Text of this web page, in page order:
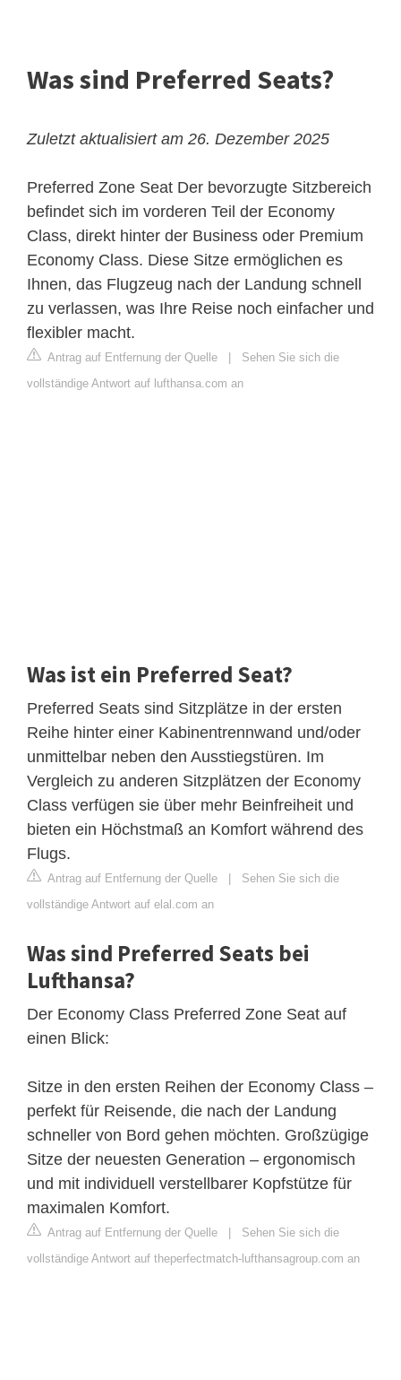
Was sind Preferred Seats?
Zuletzt aktualisiert am 26. Dezember 2025
Preferred Zone Seat Der bevorzugte Sitzbereich
befindet sich im vorderen Teil der Economy
Class, direkt hinter der Business oder Premium
Economy Class. Diese Sitze ermöglichen es
Ihnen, das Flugzeug nach der Landung schnell
zu verlassen, was Ihre Reise noch einfacher und
flexibler macht.
Antrag auf Entfernung der Quelle
Sehen Sie sich die
vollständige Antwort auf lufthansa.com an
Was ist ein Preferred Seat?
Preferred Seats sind Sitzplätze in der ersten
Reihe hinter einer Kabinentrennwand und/oder
unmittelbar neben den Ausstiegstüren. Im
Vergleich zu anderen Sitzplätzen der Economy
Class verfügen sie über mehr Beinfreiheit und
bieten ein Höchstmaß an Komfort während des
Flugs.
Antrag auf Entfernung der Quelle
Sehen Sie sich die
vollständige Antwort auf elal.com an
Was sind Preferred Seats bei
Lufthansa?
Der Economy Class Preferred Zone Seat auf
einen Blick:
Sitze in den ersten Reihen der Economy Class –
perfekt für Reisende, die nach der Landung
schneller von Bord gehen möchten. Großzügige
Sitze der neuesten Generation – ergonomisch
und mit individuell verstellbarer Kopfstütze für
maximalen Komfort.
Antrag auf Entfernung der Quelle
Sehen Sie sich die
vollständige Antwort auf theperfectmatch-lufthansagroup.com an